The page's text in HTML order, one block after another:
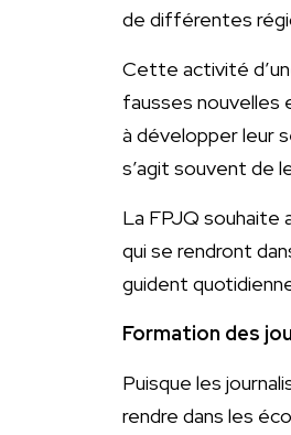
de différentes
Cette activité
fausses nouvelles
à développer leur
s’agit souvent de
La FPJQ souhaite
qui se rendront
guident
Formation des
Puisque les
rendre dans les